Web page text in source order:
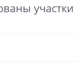
участки